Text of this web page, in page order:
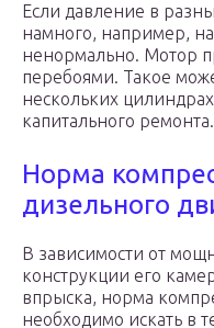
Если давление в
намного, например,
ненормально. Мотор
перебоями. Такое
нескольких
капитального ремонта.
Норма
дизельного
В зависимости от
конструкции его
впрыска, норма
необходимо искать в